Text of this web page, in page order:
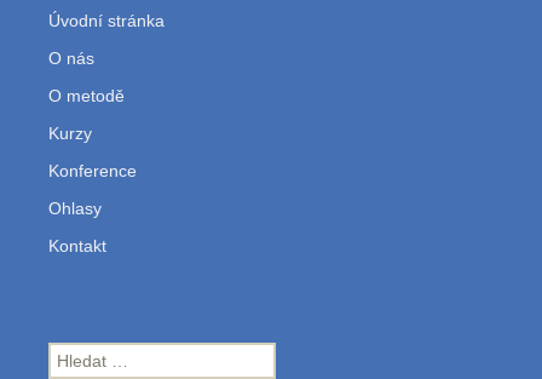
Úvodní stránka
O nás
O metodě
Kurzy
Konference
Ohlasy
Kontakt
Vyhledávání